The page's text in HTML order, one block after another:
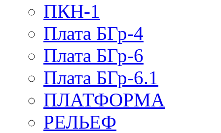
ПКН-1
Плата БГр-4
Плата БГр-6
Плата БГр-6.1
ПЛАТФОРМА
РЕЛЬЕФ